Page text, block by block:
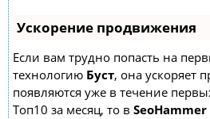
Ускорение продвижения
Если вам трудно попасть на
технологию Буст, она ускоряет
появляются уже в течение
Топ10 за месяц, то в SeoHammer